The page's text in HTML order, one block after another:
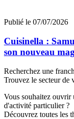
Publié le 07/07/2026
Cuisinella :
son nouveau
Recherchez une
Trouvez le secteur de
Vous souhaitez ouvrir
d'activité particulier ?
Découvrez toutes les